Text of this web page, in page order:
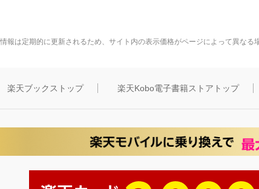
報は定期的に更新されるため、サイト内の表示価格がページによって異なる
楽天ブックストップ 楽天Kobo電子書籍ストアトップ